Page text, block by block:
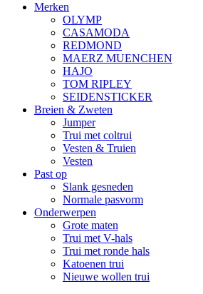
Merken
OLYMP
CASAMODA
REDMOND
MAERZ MUENCHEN
HAJO
TOM RIPLEY
SEIDENSTICKER
Breien & Zweten
Jumper
Trui met coltrui
Vesten & Truien
Vesten
Past op
Slank gesneden
Normale pasvorm
Onderwerpen
Grote maten
Trui met V-hals
Trui met ronde hals
Katoenen trui
Nieuwe wollen trui